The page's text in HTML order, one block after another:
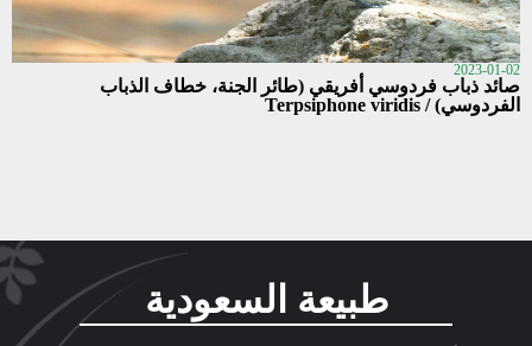
2023-01-02
صائد ذباب فردوسي أفريقي (طائر الجنة، خطاف الذباب
الفردوسي) / Terpsiphone viridis
طبيعة السعودية